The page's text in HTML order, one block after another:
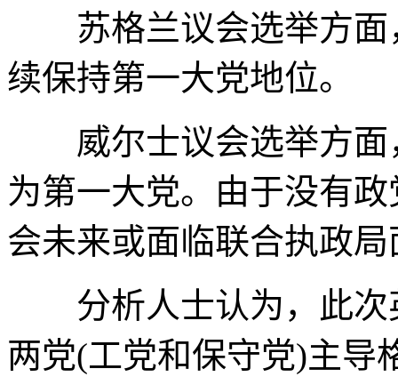
苏格兰议会选举方面
续保持第一大党地位。
威尔士议会选举方面
为第一大党。由于没有
会未来或面临联合执政局
分析人士认为，此次
两党(工党和保守党)主导